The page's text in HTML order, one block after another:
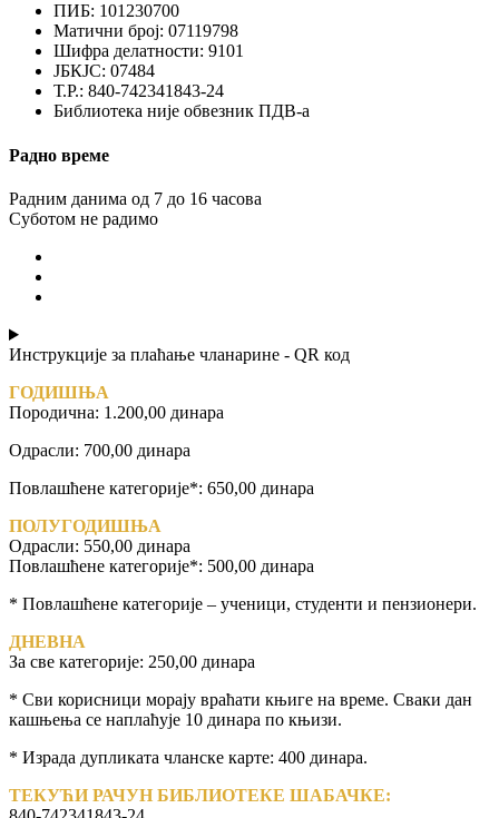
ПИБ: 101230700
Матични број: 07119798
Шифра делатности: 9101
ЈБКЈС: 07484
Т.Р.: 840-742341843-24
Библиотека није обвезник ПДВ-а
Радно време
Радним данима од 7 до 16 часова
Суботом не радимо
Инструкције за плаћање чланарине - QR код
ГОДИШЊА
Породична: 1.200,00 динара
Одрасли: 700,00 динара
Повлашћене категорије*: 650,00 динара
ПОЛУГОДИШЊА
Одрасли: 550,00 динара
Повлашћене категорије*: 500,00 динара
* Повлашћене категорије – ученици, студенти и пензионери.
ДНЕВНА
За све категорије: 250,00 динара
* Сви корисници морају враћати књиге на време. Сваки дан
кашњења се наплаћује 10 динара по књизи.
* Израда дупликата чланске карте: 400 динара.
ТЕКУЋИ РАЧУН БИБЛИОТЕКЕ ШАБАЧКЕ: